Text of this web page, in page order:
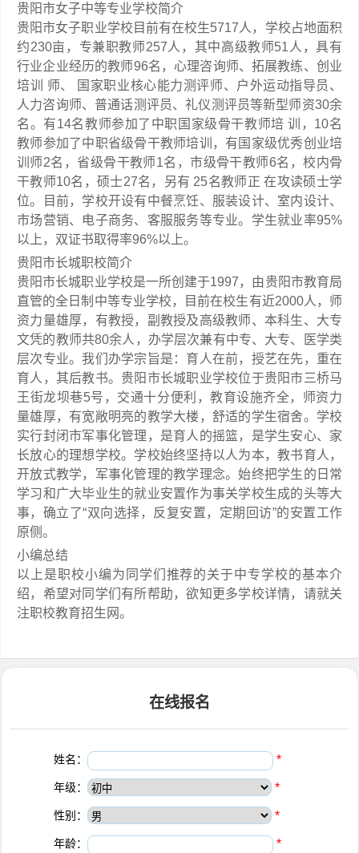
贵阳市女子中等专业学校简介
贵阳市女子职业学校目前有在校生5717人，学校占地面积
约230亩，专兼职教师257人，其中高级教师51人，具有
行业企业经历的教师96名，心理咨询师、拓展教练、创业
培训 师、 国家职业核心能力测评师、户外运动指导员、
人力咨询师、普通话测评员、礼仪测评员等新型师资30余
名。有14名教师参加了中职国家级骨干教师培 训，10名
教师参加了中职省级骨干教师培训，有国家级优秀创业培
训师2名，省级骨干教师1名，市级骨干教师6名，校内骨
干教师10名，硕士27名，另有 25名教师正 在攻读硕士学
位。目前，学校开设有中餐烹饪、服装设计、室内设计、
市场营销、电子商务、客服服务等专业。学生就业率95%
以上，双证书取得率96%以上。
贵阳市长城职校简介
贵阳市长城职业学校是一所创建于1997，由贵阳市教育局
直管的全日制中等专业学校，目前在校生有近2000人，师
资力量雄厚，有教授，副教授及高级教师、本科生、大专
文凭的教师共80余人，办学层次兼有中专、大专、医学类
层次专业。我们办学宗旨是：育人在前，授艺在先，重在
育人，其后教书。贵阳市长城职业学校位于贵阳市三桥马
王街龙坝巷5号，交通十分便利，教育设施齐全，师资力
量雄厚，有宽敞明亮的教学大楼，舒适的学生宿舍。学校
实行封闭市军事化管理，是育人的摇篮，是学生安心、家
长放心的理想学校。学校始终坚持以人为本，教书育人，
开放式教学，军事化管理的教学理念。始终把学生的日常
学习和广大毕业生的就业安置作为事关学校生成的头等大
事，确立了“双向选择，反复安置，定期回访”的安置工作
原侧。
小编总结
以上是职校小编为同学们推荐的关于中专学校的基本介
绍，希望对同学们有所帮助，欲知更多学校详情，请就关
注职校教育招生网。
在线报名
姓名： *
年级： *
性别： *
年龄： *